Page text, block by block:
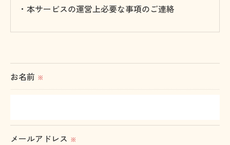
・本サービスの運営上必要な事項のご連絡
られた場合を除き、
お名前 ※
メールアドレス ※